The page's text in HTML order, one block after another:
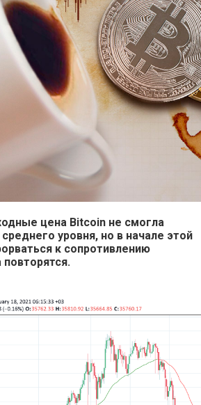
цена Bitcoin не смогла
уровня, но в начале этой
к сопротивлению
повторятся.